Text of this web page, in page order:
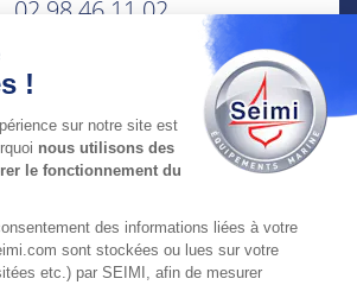
02 98 46 11 02
: 75 Rue Amiral Troude,
29200 Brest FRANCE
!
sur notre site est
nous utilisons des
le fonctionnement du
des informations liées à votre
sont stockées ou lues sur votre
etc.) par SEIMI, afin de mesurer